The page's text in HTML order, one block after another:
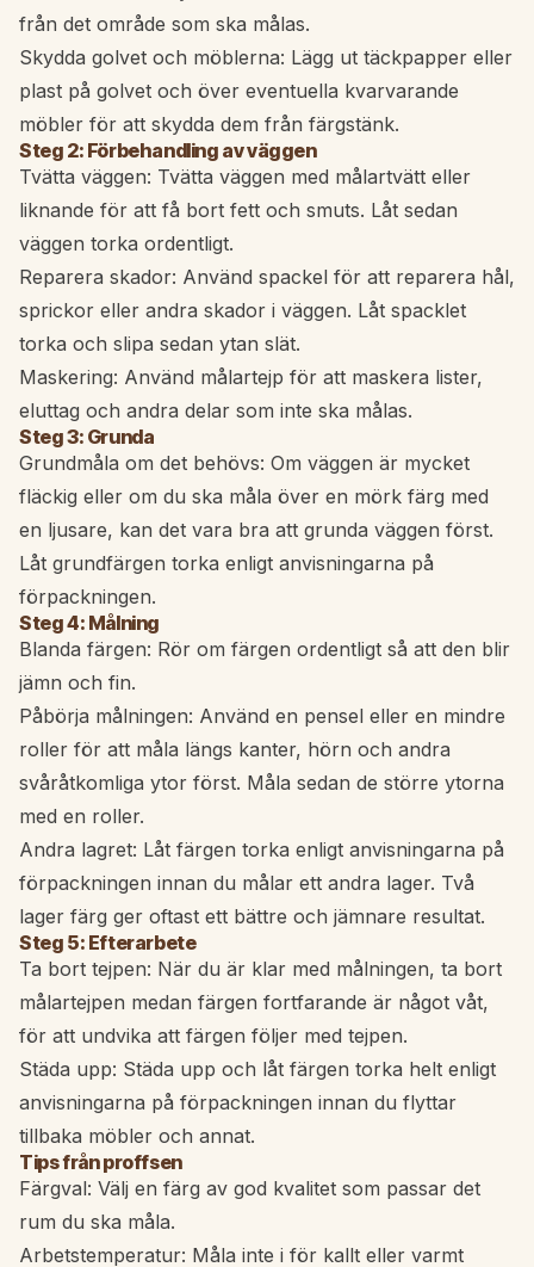
från det område som ska målas.
Skydda golvet och möblerna: Lägg ut täckpapper eller
plast på golvet och över eventuella kvarvarande
möbler för att skydda dem från färgstänk.
Steg 2: Förbehandling av väggen
Tvätta väggen: Tvätta väggen med målartvätt eller
liknande för att få bort fett och smuts. Låt sedan
väggen torka ordentligt.
Reparera skador: Använd spackel för att reparera hål,
sprickor eller andra skador i väggen. Låt spacklet
torka och slipa sedan ytan slät.
Maskering: Använd målartejp för att maskera lister,
eluttag och andra delar som inte ska målas.
Steg 3: Grunda
Grundmåla om det behövs: Om väggen är mycket
fläckig eller om du ska måla över en mörk färg med
en ljusare, kan det vara bra att grunda väggen först.
Låt grundfärgen torka enligt anvisningarna på
förpackningen.
Steg 4: Målning
Blanda färgen: Rör om färgen ordentligt så att den blir
jämn och fin.
Påbörja målningen: Använd en pensel eller en mindre
roller för att måla längs kanter, hörn och andra
svåråtkomliga ytor först. Måla sedan de större ytorna
med en roller.
Andra lagret: Låt färgen torka enligt anvisningarna på
förpackningen innan du målar ett andra lager. Två
lager färg ger oftast ett bättre och jämnare resultat.
Steg 5: Efterarbete
Ta bort tejpen: När du är klar med målningen, ta bort
målartejpen medan färgen fortfarande är något våt,
för att undvika att färgen följer med tejpen.
Städa upp: Städa upp och låt färgen torka helt enligt
anvisningarna på förpackningen innan du flyttar
tillbaka möbler och annat.
Tips från proffsen
Färgval: Välj en färg av god kvalitet som passar det
rum du ska måla.
Arbetstemperatur: Måla inte i för kallt eller varmt